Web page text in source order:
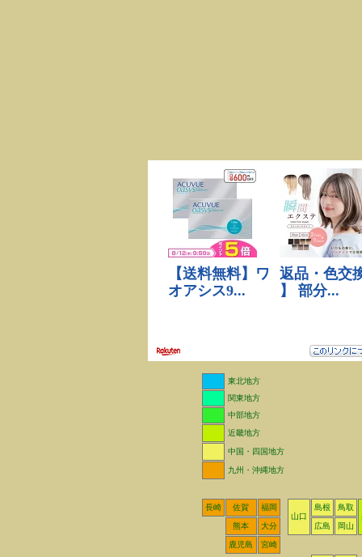
東北地方
関東地方
中部地方
近畿地方
中国・四国地方
九州・沖縄地方
長崎 佐賀
福岡
山口
島根
鳥取
熊本
大分 広島 岡山
鹿児島 宮崎